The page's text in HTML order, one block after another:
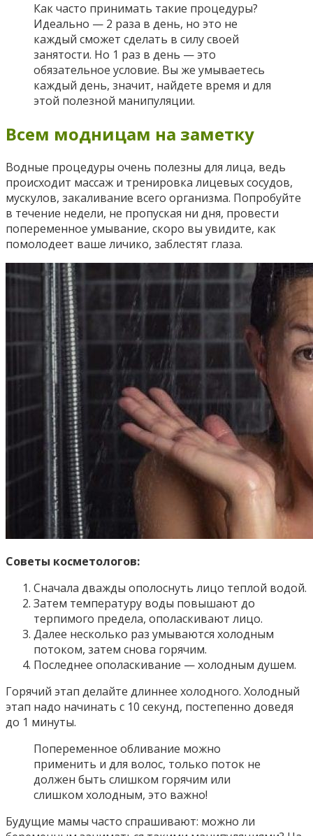
Как часто принимать такие процедуры?
Идеально — 2 раза в день, но это не
каждый сможет сделать в силу своей
занятости. Но 1 раз в день — это
обязательное условие. Вы же умываетесь
каждый день, значит, найдете время и для
этой полезной манипуляции.
Всем модницам на заметку
Водные процедуры очень полезны для лица, ведь
происходит массаж и тренировка лицевых сосудов,
мускулов, закаливание всего организма. Попробуйте
в течение недели, не пропуская ни дня, провести
попеременное умывание, скоро вы увидите, как
помолодеет ваше личико, заблестят глаза.
Советы косметологов:
Сначала дважды ополоснуть лицо теплой водой.
Затем температуру воды повышают до
терпимого предела, ополаскивают лицо.
Далее несколько раз умываются холодным
потоком, затем снова горячим.
Последнее ополаскивание — холодным душем.
Горячий этап делайте длиннее холодного. Холодный
этап надо начинать с 10 секунд, постепенно доведя
до 1 минуты.
Попеременное обливание можно
применить и для волос, только поток не
должен быть слишком горячим или
слишком холодным, это важно!
Будущие мамы часто спрашивают: можно ли